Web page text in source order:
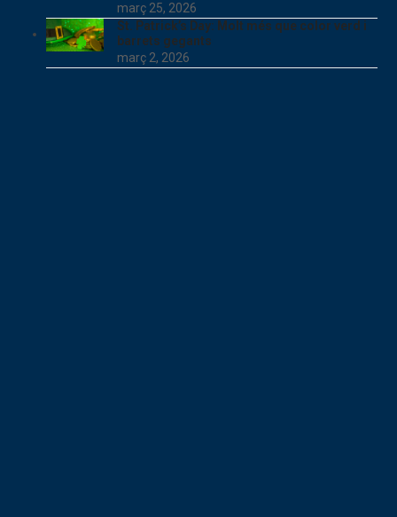
març 25, 2026
St. Patrick’s Day: Molt més que color verd i
barrets gegants
març 2, 2026